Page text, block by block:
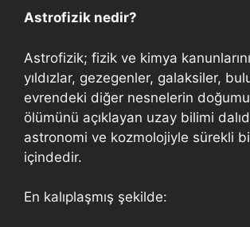
Astrofizik nedir?
Astrofizik; fizik ve kimya
yıldızlar, gezegenler, galaksiler,
evrendeki diğer nesnelerin
ölümünü açıklayan uzay bilimi
astronomi ve kozmolojiyle sürekli
içindedir.
En kalıplaşmış şekilde: